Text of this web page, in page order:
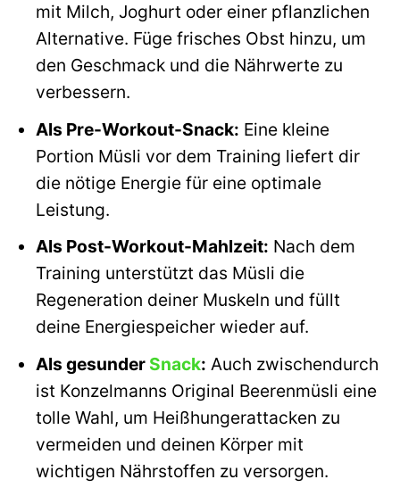
mit Milch, Joghurt oder einer pflanzlichen
Alternative. Füge frisches Obst hinzu, um
den Geschmack und die Nährwerte zu
verbessern.
Als Pre-Workout-Snack: Eine kleine
Portion Müsli vor dem Training liefert dir
die nötige Energie für eine optimale
Leistung.
Als Post-Workout-Mahlzeit: Nach dem
Training unterstützt das Müsli die
Regeneration deiner Muskeln und füllt
deine Energiespeicher wieder auf.
Als gesunder Snack: Auch zwischendurch
ist Konzelmanns Original Beerenmüsli eine
tolle Wahl, um Heißhungerattacken zu
vermeiden und deinen Körper mit
wichtigen Nährstoffen zu versorgen.